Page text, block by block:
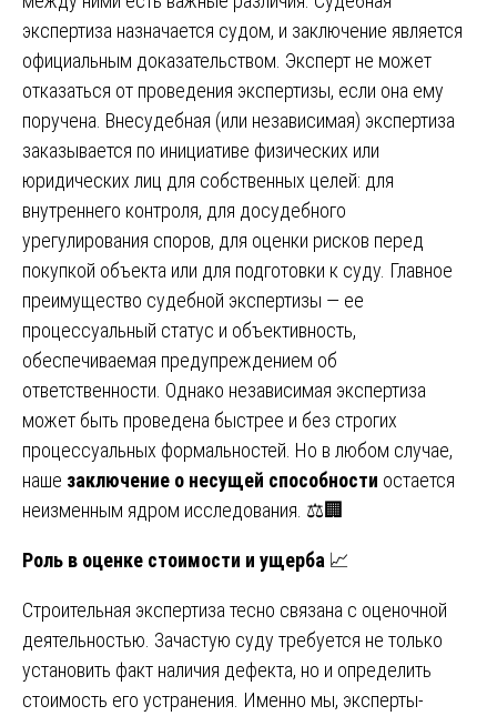
экспертиза назначается судом, и заключение является
официальным доказательством. Эксперт не может
отказаться от проведения экспертизы, если она ему
поручена. Внесудебная (или независимая) экспертиза
заказывается по инициативе физических или
юридических лиц для собственных целей: для
внутреннего контроля, для досудебного
урегулирования споров, для оценки рисков перед
покупкой объекта или для подготовки к суду. Главное
преимущество судебной экспертизы — ее
процессуальный статус и объективность,
обеспечиваемая предупреждением об
ответственности. Однако независимая экспертиза
может быть проведена быстрее и без строгих
процессуальных формальностей. Но в любом случае,
наше заключение о несущей способности остается
неизменным ядром исследования. ⚖️🏢
Роль в оценке стоимости и ущерба 📈
Строительная экспертиза тесно связана с оценочной
деятельностью. Зачастую суду требуется не только
установить факт наличия дефекта, но и определить
стоимость его устранения. Именно мы, эксперты-